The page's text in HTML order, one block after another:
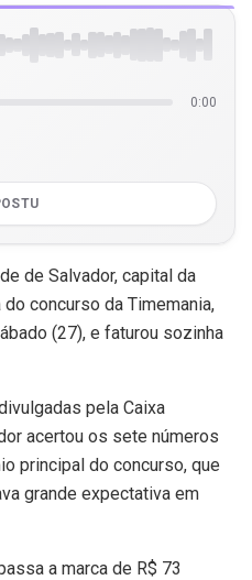
0:00
de Salvador, capital da
concurso da Timemania,
(27), e faturou sozinha
pela Caixa
acertou os sete números
principal do concurso, que
grande expectativa em
a marca de R$ 73